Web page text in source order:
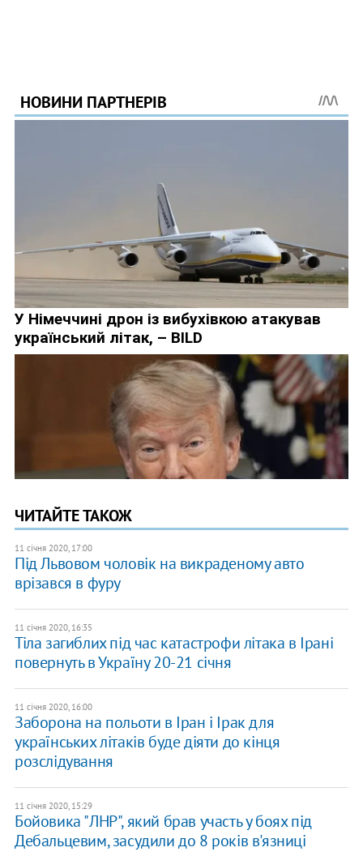
ЧИТАЙТЕ ТАКОЖ
11 січня 2020, 17:00
Під Львовом чоловік на викраденому авто
врізався в фуру
11 січня 2020, 16:35
Тіла загиблих під час катастрофи літака в Ірані
повернуть в Україну 20-21 січня
11 січня 2020, 16:00
Заборона на польоти в Іран і Ірак для
українських літаків буде діяти до кінця
розслідування
11 січня 2020, 15:29
Бойовика "ЛНР", який брав участь у боях під
Дебальцевим, засудили до 8 років в'язниці